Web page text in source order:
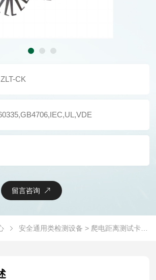
ZLT-CK
留言咨询
安全通用类检测设备 > 爬电距离测试卡ZLT-CK